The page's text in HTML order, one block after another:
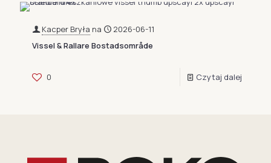
Kacper Bryła na
2026-06-11
Vissel & Rallare Bostadsområde
0 Czytaj dalej